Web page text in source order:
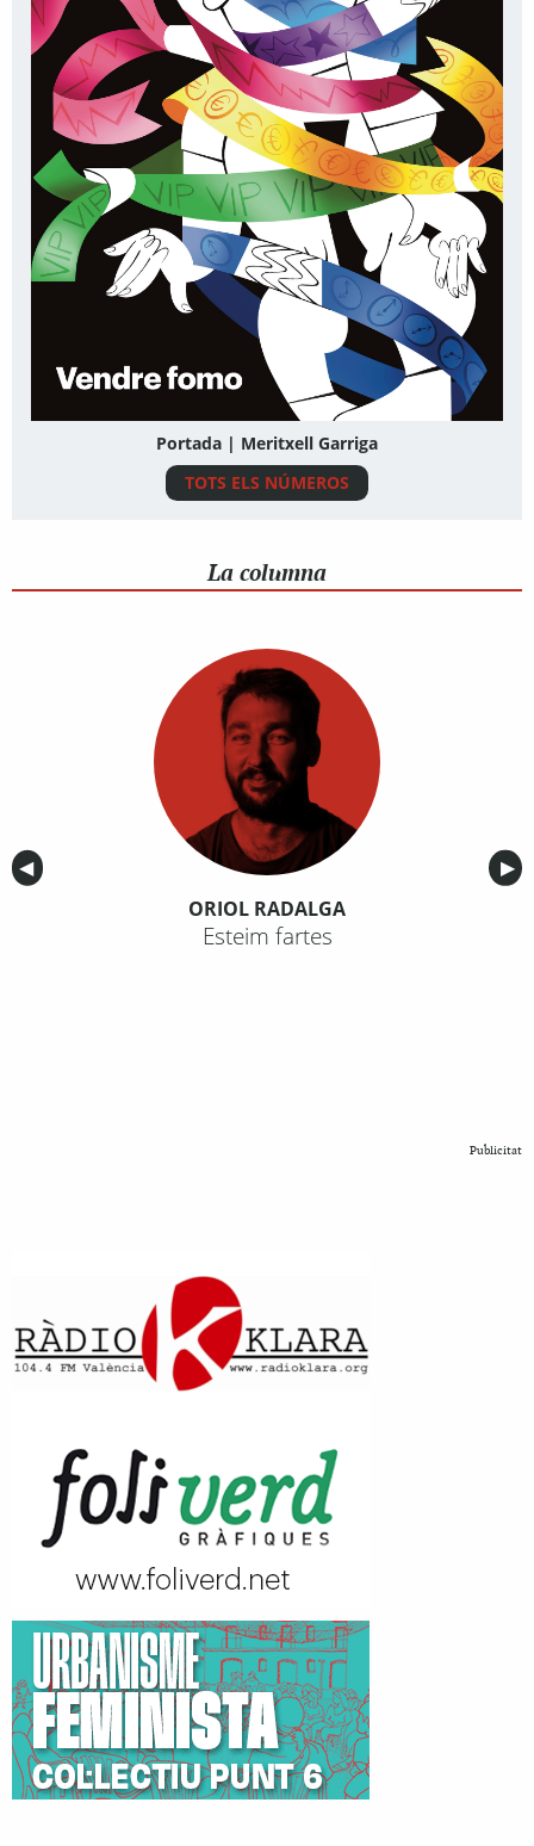
Portada | Meritxell Garriga
TOTS ELS NÚMEROS
La columna
Anterior
◀︎ ▶︎
ORIOL RADALGA
Esteim fartes
Publicitat